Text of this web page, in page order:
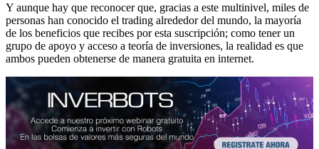
Y aunque hay que reconocer que, gracias a este multinivel, miles de
personas han conocido el trading alrededor del mundo, la mayoría
de los beneficios que recibes por esta suscripción; como tener un
grupo de apoyo y acceso a teoría de inversiones, la realidad es que
ambos pueden obtenerse de manera gratuita en internet.